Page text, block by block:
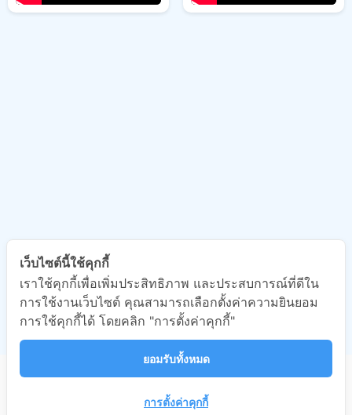
บริษัท แอดมิน เอ็นเตอร์ไพรส์ จำกัด
เว็บไซต์นี้ใช้คุกกี้
เราใช้คุกกี้เพื่อเพิ่มประสิทธิภาพ และประสบการณ์ที่ดีใน
การใช้งานเว็บไซต์ คุณสามารถเลือกตั้งค่าความยินยอม
การใช้คุกกี้ได้ โดยคลิก "การตั้งค่าคุกกี้"
ยอมรับทั้งหมด
การตั้งค่าคุกกี้